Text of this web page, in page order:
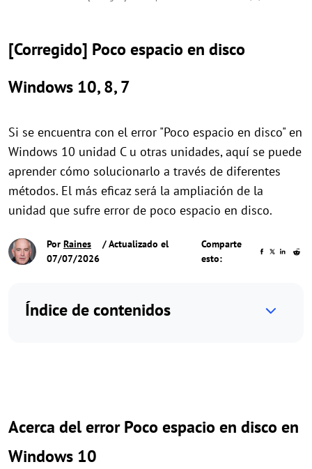
[Corregido] Poco espacio en disco
Windows 10, 8, 7
Si se encuentra con el error "Poco espacio en disco" en
Windows 10 unidad C u otras unidades, aquí se puede
aprender cómo solucionarlo a través de diferentes
métodos. El más eficaz será la ampliación de la
unidad que sufre error de poco espacio en disco.
Por Raines
/ Actualizado el
07/07/2026
Comparte
esto:
Índice de contenidos
Acerca del error Poco espacio en disco en
Windows 10